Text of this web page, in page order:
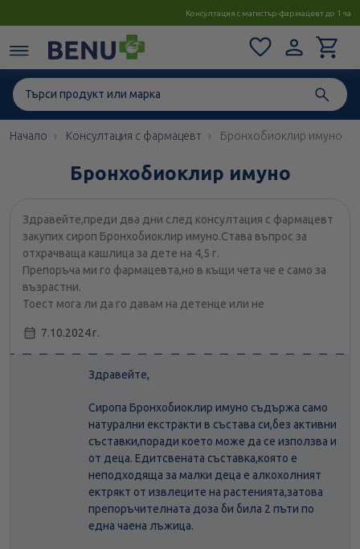
Консултация с магистър-фармацевт до 1 час
Начало Консултация с фармацевт Бронхобиоклир имуно
Бронхобиоклир имуно
Здравейте,преди два дни след консултация с фармацевт
закупих сироп Бронхобиоклир имуно.Става въпрос за
отхрачваща кашлица за дете на 4,5 г.
Препоръча ми го фармацевта,но в къщи чета че е само за
възрастни.
Тоест мога ли да го давам на детенце или не
7.10.2024 г.
Здравейте,
Сиропа Бронхобиоклир имуно съдържа само
натурални екстракти в състава си,без активни
съставки,поради което може да се използва и
от деца. Едитсвената съставка,която е
неподходяща за малки деца е алкохолният
ектрякт от извлеците на растенията,затова
препоръчителната доза би била 2 пъти по
една чаена лъжица.